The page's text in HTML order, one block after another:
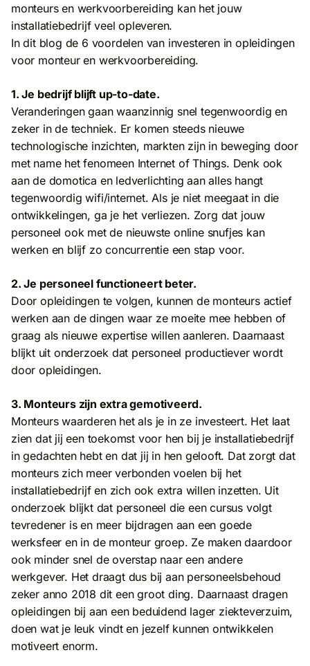
monteurs en werkvoorbereiding kan het jouw
installatiebedrijf veel opleveren.
In dit blog de 6 voordelen van investeren in opleidingen
voor monteur en werkvoorbereiding.
1. Je bedrijf blijft up-to-date.
Veranderingen gaan waanzinnig snel tegenwoordig en
zeker in de techniek. Er komen steeds nieuwe
technologische inzichten, markten zijn in beweging door
met name het fenomeen Internet of Things. Denk ook
aan de domotica en ledverlichting aan alles hangt
tegenwoordig wifi/internet. Als je niet meegaat in die
ontwikkelingen, ga je het verliezen. Zorg dat jouw
personeel ook met de nieuwste online snufjes kan
werken en blijf zo concurrentie een stap voor.
2. Je personeel functioneert beter.
Door opleidingen te volgen, kunnen de monteurs actief
werken aan de dingen waar ze moeite mee hebben of
graag als nieuwe expertise willen aanleren. Daarnaast
blijkt uit onderzoek dat personeel productiever wordt
door opleidingen.
3. Monteurs zijn extra gemotiveerd.
Monteurs waarderen het als je in ze investeert. Het laat
zien dat jij een toekomst voor hen bij je installatiebedrijf
in gedachten hebt en dat jij in hen gelooft. Dat zorgt dat
monteurs zich meer verbonden voelen bij het
installatiebedrijf en zich ook extra willen inzetten. Uit
onderzoek blijkt dat personeel die een cursus volgt
tevredener is en meer bijdragen aan een goede
werksfeer en in de monteur groep. Ze maken daardoor
ook minder snel de overstap naar een andere
werkgever. Het draagt dus bij aan personeelsbehoud
zeker anno 2018 dit een groot ding. Daarnaast dragen
opleidingen bij aan een beduidend lager ziekteverzuim,
doen wat je leuk vindt en jezelf kunnen ontwikkelen
motiveert enorm.